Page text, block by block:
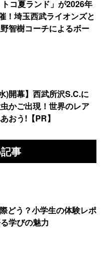
コ夏ランド」が2026年
！埼玉西武ライオンズと
智樹コーチによるボー
)開幕】西武所沢S.C.に
かご出現！世界のレア
おう!【PR】
事
どう？小学生の体験レポ
学びの魅力